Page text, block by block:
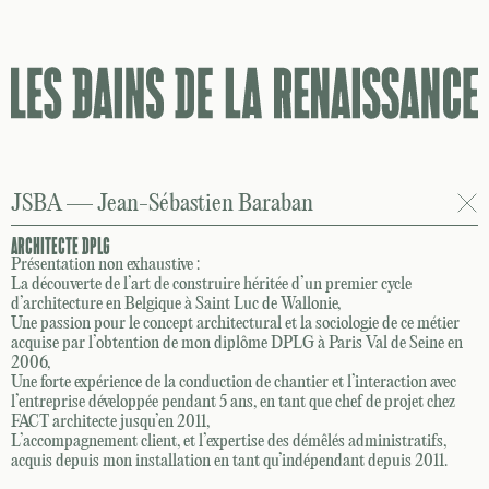
174 rue de Belleville Paris 20
Les Bains de la Renaissance sont un collectif
d’architectes, architectes d’intérieur, designers et
ingénieurs. Ils occupent les locaux d’anciens bains
douches de la fin du XIXe siècle, à Belleville dans le
20e arrondissement de Paris. C’est un lieu de
production de projets, mais aussi d’études et
d’événements (exposition, livres, podcasts). Il est
caractérisé par la diversité des profils, mais aussi des
nationalités et des cultures, source de richesse !
JSBA — Jean-Sébastien Baraban
ARCHITECTE DPLG
Présentation non exhaustive :
La découverte de l’art de construire héritée d’un premier cycle
d’architecture en Belgique à Saint Luc de Wallonie,
Une passion pour le concept architectural et la sociologie de ce métier
acquise par l’obtention de mon diplôme DPLG à Paris Val de Seine en
2006,
Une forte expérience de la conduction de chantier et l’interaction avec
l’entreprise développée pendant 5 ans, en tant que chef de projet chez
FACT architecte jusqu’en 2011,
L’accompagnement client, et l’expertise des démêlés administratifs,
acquis depuis mon installation en tant qu’indépendant depuis 2011.